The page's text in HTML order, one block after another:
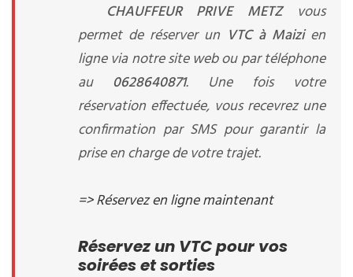
CHAUFFEUR PRIVE METZ vous
permet de réserver un VTC à Maizien
ligne via notre site web ou par téléphone
au 0628640871. Une fois votre
réservation effectuée, vous recevrez une
confirmation par SMS pour garantir la
prise en charge de votre trajet.
=> Réservez en ligne maintenant
Réservez un VTC pour vos
soirées et sorties